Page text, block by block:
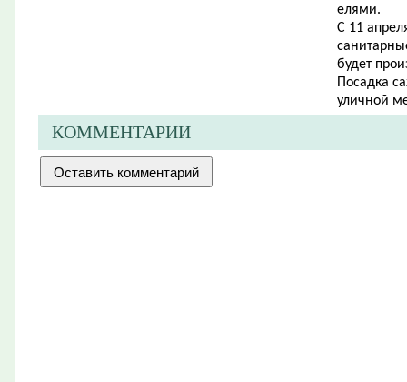
елями.
С 11
будет
Посадка
уличной
КОММЕНТАРИИ